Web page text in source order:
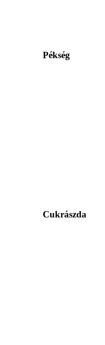
Pékség
Cukrászda